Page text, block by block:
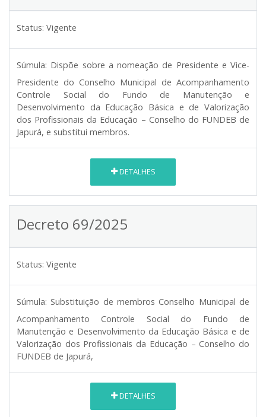
Status: Vigente
Súmula: Dispõe sobre a nomeação de Presidente e Vice-
Presidente do Conselho Municipal de Acompanhamento
Controle Social do Fundo de Manutenção e
Desenvolvimento da Educação Básica e de Valorização
dos Profissionais da Educação – Conselho do FUNDEB de
Japurá, e substitui membros.
DETALHES
Decreto 69/2025
Status: Vigente
Súmula: Substituição de membros Conselho Municipal de
Acompanhamento Controle Social do Fundo de
Manutenção e Desenvolvimento da Educação Básica e de
Valorização dos Profissionais da Educação – Conselho do
FUNDEB de Japurá,
DETALHES